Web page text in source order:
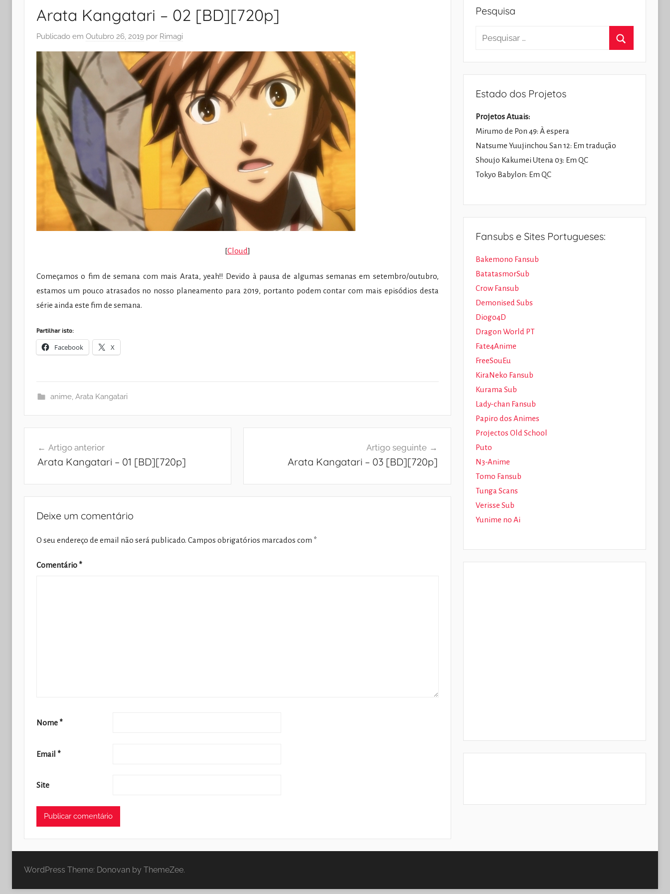
Arata Kangatari – 02 [BD][720p]
Publicado em Outubro 26, 2019 por Rimagi
[Cloud]
Começamos o fim de semana com mais Arata, yeah!! Devido à pausa de algumas semanas em setembro/outubro,
estamos um pouco atrasados no nosso planeamento para 2019, portanto podem contar com mais episódios desta
série ainda este fim de semana.
Partilhar isto:
Facebook X
anime, Arata Kangatari
Artigo anterior
Arata Kangatari – 01 [BD][720p]
Artigo seguinte
Arata Kangatari – 03 [BD][720p]
Deixe um comentário
O seu endereço de email não será publicado. Campos obrigatórios marcados com *
Comentário *
Nome *
Email *
Site
Pesquisa
Pesquisar
Estado dos Projetos
Projetos Atuais:
Mirumo de Pon 49: À espera
Natsume Yuujinchou San 12: Em tradução
Shoujo Kakumei Utena 03: Em QC
Tokyo Babylon: Em QC
Fansubs e Sites Portugueses:
Bakemono Fansub
BatatasmorSub
Crow Fansub
Demonised Subs
Diogo4D
Dragon World PT
Fate4Anime
FreeSouEu
KiraNeko Fansub
Kurama Sub
Lady-chan Fansub
Papiro dos Animes
Projectos Old School
Puto
N3-Anime
Tomo Fansub
Tunga Scans
Verisse Sub
Yunime no Ai
WordPress Theme: Donovan by ThemeZee.